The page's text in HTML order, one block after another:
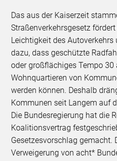
Das aus der Kaiserzeit
Straßenverkehrsgesetz
Leichtigkeit des
dazu, dass geschützte
oder großflächiges Tempo 30
Wohnquartieren von
werden können. Deshalb
Kommunen seit Langem auf
Die Bundesregierung hat die
Koalitionsvertrag
Gesetzesvorschlag gemacht.
Verweigerung von acht*